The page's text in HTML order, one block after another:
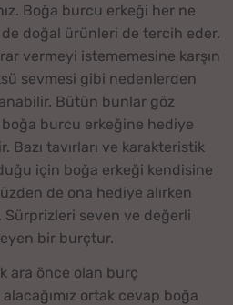
Boğa burcu erkeği her ne
doğal ürünleri de tercih eder.
vermeyi istememesine karşın
sevmesi gibi nedenlerden
Bütün bunlar göz
burcu erkeğine hediye
Bazı tavırları ve karakteristik
için boğa erkeği kendisine
de ona hediye alırken
Sürprizleri seven ve değerli
bir burçtur.
ara önce olan burç
ortak cevap boğa